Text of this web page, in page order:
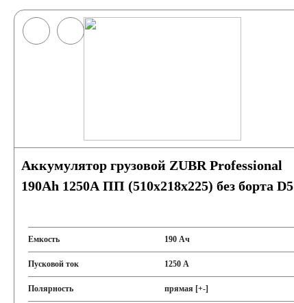
Аккумулятор грузовой ZUBR Professional
190Ah 1250A ПП (510х218х225) без борта D5
Емкость 190 Ач
Пусковой ток 1250 А
Полярность прямая [+-]